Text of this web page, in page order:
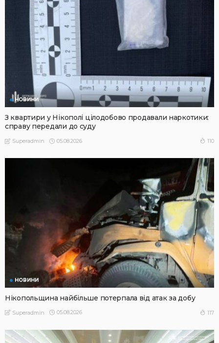
НОВИНИ
З квартири у Нікополі цілодобово продавали наркотики:
справу передали до суду
Superadmin 05.08.2026 110
НОВИНИ
Нікопольщина найбільше потерпала від атак за добу
Superadmin 05.08.2026 117